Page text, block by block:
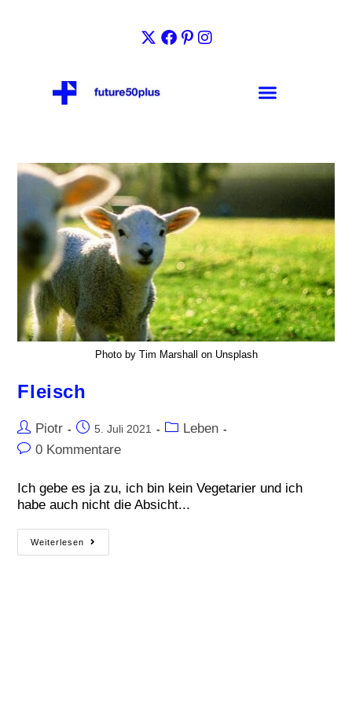
Photo by Tim Marshall on Unsplash
Fleisch
Piotr 5. Juli 2021
Leben
0 Kommentare
Ich gebe es ja zu, ich bin kein Vegetarier und ich
habe auch nicht die Absicht...
Weiterlesen